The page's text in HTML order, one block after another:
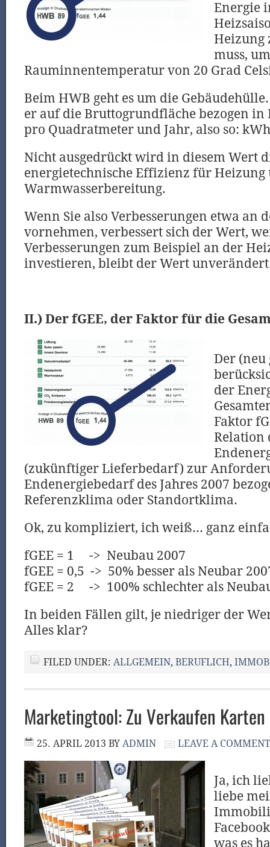
Energie
Heizung
muss,
Rauminnentemperatur von 20 Grad
Beim HWB geht es um die
er auf die Bruttogrundfläche bezogen
pro Quadratmeter und Jahr, also so:
Nicht ausgedrückt wird in diesem Wert
energietechnische Effizienz für Heizung
Warmwasserbereitung.
Wenn Sie also Verbesserungen etwa an
vornehmen, verbessert sich der Wert,
Verbesserungen zum Beispiel an der
investieren, bleibt der Wert
II.) Der fGEE, der Faktor für die
Der (neu
der
Faktor
Relation
(zukünftiger Lieferbedarf) zur
Endenergiebedarf des Jahres 2007
Referenzklima oder Standortklima.
Ok, zu kompliziert, ich weiß… ganz
fGEE = 1 -> Neubau 2007
fGEE = 0,5 -> 50% besser als Neubar
fGEE = 2 -> 100% schlechter als
In beiden Fällen gilt, je niedriger der
Alles klar?
FILED UNDER: ALLGEMEIN, BERUFLICH,
Marketingtool: Zu Verkaufen Karten
25. APRIL 2013 BY ADMIN LEAVE A COMMENT
Ja, ich
liebe
was es